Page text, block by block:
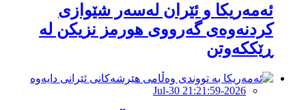
ئەمەریكا و ئێران لەسەر شێوازی
كردنەوەی گەرووی هورمز نزیكن لە
ڕێككەوتن
2026-Jul-30 21:21:59